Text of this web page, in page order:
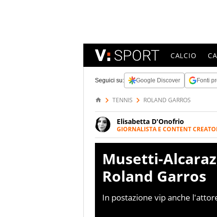
CALCIO
Seguici su: Google Discover Fonti
TENNIS ROLAND GARROS
Elisabetta D'Onofrio
GIORNALISTA E CONTENT
Giornalista professionista dal
nell'ambito della creazione di
ruolo di libero. Cura una
Musetti-
Roland Garros
In postazione vip anche